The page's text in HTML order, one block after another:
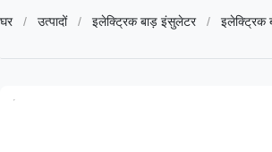
घर / उत्पादों / इलेक्ट्रिक बाड़ इंसुलेटर / इलेक्ट्रिक